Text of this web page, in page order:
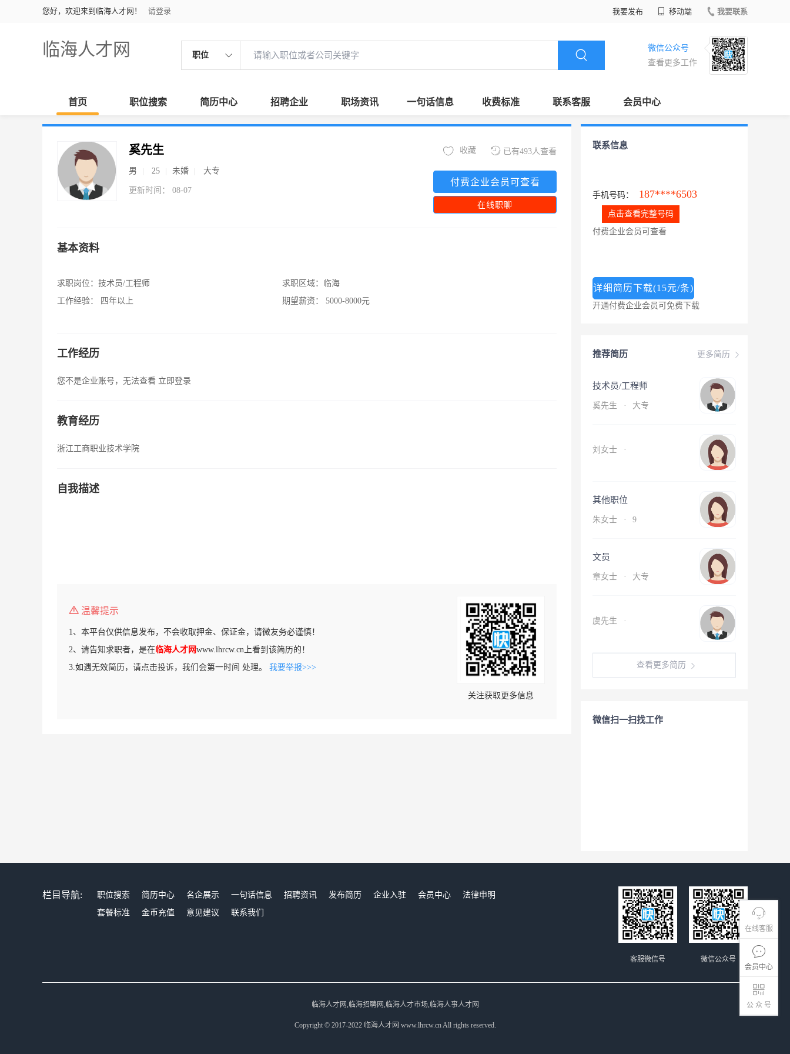
您好，欢迎来到临海人才网！ 请登录 我要发布 移动端 我要联系
临海人才网 职位
微信公众号
查看更多工作
首页 职位搜索 简历中心 招聘企业 职场资讯 一句话信息 收费标准 联系客服 会员中心
在线客服
会员中心
公 众 号
奚先生
男 25 未婚 大专
更新时间： 08-07
已有493人查看
收藏
付费企业会员可查看
在线职聊
基本资料
求职岗位： 技术员/工程师
工作经验：
四年以上
求职区域：
临海
期望薪资：
5000-8000元
工作经历
您不是企业账号，无法查看 立即登录
教育经历
浙江工商职业技术学院
自我描述
温馨提示
1、本平台仅供信息发布，不会收取押金、保证金，请微友务必谨慎！
2、请告知求职者，是在 临海人才网www.lhrcw.cn上看到该简历的！
3.如遇无效简历，请点击投诉，我们会第一时间 处理。 我要举报>>>
关注获取更多信息
联系信息
手机号码： 187****6503
点击查看完整号码
付费企业会员可查看
详细简历下载(15元/条)
开通付费企业会员可免费下载
更多简历
推荐简历
技术员/工程师
奚先生 · 大专
刘女士 ·
其他职位
朱女士 · 9
文员
章女士 · 大专
虞先生 ·
查看更多简历
微信扫一扫找工作
栏目导航: 职位搜索 简历中心 名企展示 一句话信息 招聘资讯 发布简历 企业入驻 会员中心
法律申明
套餐标准
金币充值 意见建议 联系我们
微信公众号
客服微信号
临海人才网,临海招聘网,临海人才市场,临海人事人才网
Copyright © 2017-2022 临海人才网 www.lhrcw.cn All rights reserved.